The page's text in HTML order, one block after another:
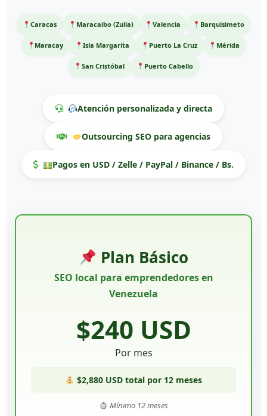
Caracas Maracaibo (Zulia) Valencia Barquisimeto
Maracay Isla Margarita Puerto La Cruz Mérida
San Cristóbal Puerto Cabello
Atención personalizada y directa
Outsourcing SEO para agencias
Pagos en USD / Zelle / PayPal / Binance / Bs.
Plan Básico
SEO local para emprendedores en
Venezuela
$240 USD
Por mes
$2,880 USD total por 12 meses
Mínimo 12 meses